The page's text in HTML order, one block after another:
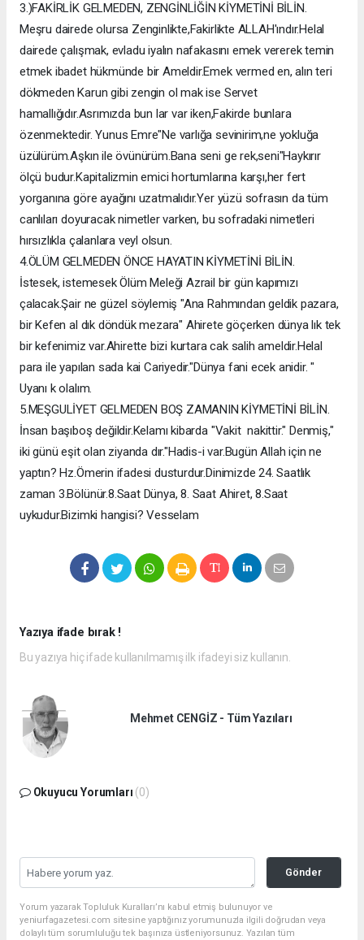
3.)FAKİRLİK GELMEDEN, ZENGİNLİĞİN KİYMETİNİ BİLİN.
Meşru dairede olursa Zenginlikte,Fakirlikte ALLAH'ındır.Helal
dairede çalışmak, evladu iyalın nafakasını emek vererek temin
etmek ibadet hükmünde bir Ameldir.Emek vermed en, alın teri
dökmeden Karun gibi zengin ol mak ise Servet
hamallığıdır.Asrımızda bun lar var iken,Fakirde bunlara
özenmektedir. Yunus Emre"Ne varlığa sevinirim,ne yokluğa
üzülürüm.Aşkın ile övünürüm.Bana seni ge rek,seni"Haykırır
ölçü budur.Kapitalizmin emici hortumlarına karşı,her fert
yorganına göre ayağını uzatmalıdır.Yer yüzü sofrasın da tüm
canlıları doyuracak nimetler varken, bu sofradaki nimetleri
hırsızlıkla çalanlara veyl olsun.
4.ÖLÜM GELMEDEN ÖNCE HAYATIN KİYMETİNİ BİLİN.
İstesek, istemesek Ölüm Meleği Azrail bir gün kapımızı
çalacak.Şair ne güzel söylemiş "Ana Rahmından geldik pazara,
bir Kefen al dık döndük mezara" Ahirete göçerken dünya lık tek
bir kefenimiz var.Ahirette bizi kurtara cak salih ameldir.Helal
para ile yapılan sada kai Cariyedir."Dünya fani ecek anidir. "
Uyanı k olalım.
5.MEŞGULİYET GELMEDEN BOŞ ZAMANIN KİYMETİNİ BİLİN.
İnsan başıboş değildir.Kelamı kibarda "Vakit nakittir." Denmiş,"
iki günü eşit olan ziyanda dır."Hadis-i var.Bugün Allah için ne
yaptın? Hz.Ömerin ifadesi dusturdur.Dinimizde 24. Saatlık
zaman 3.Bölünür.8.Saat Dünya, 8. Saat Ahiret, 8.Saat
uykudur.Bizimki hangisi? Vesselam
Yazıya ifade bırak !
Bu yazıya hiç ifade kullanılmamış ilk ifadeyi siz kullanın.
Mehmet CENGİZ - Tüm Yazıları
Okuyucu Yorumları (0)
Gönder
Yorum yazarak Topluluk Kuralları’nı kabul etmiş bulunuyor ve
yeniurfagazetesi.com sitesine yaptığınız yorumunuzla ilgili doğrudan veya
dolaylı tüm sorumluluğu tek başınıza üstleniyorsunuz. Yazılan tüm